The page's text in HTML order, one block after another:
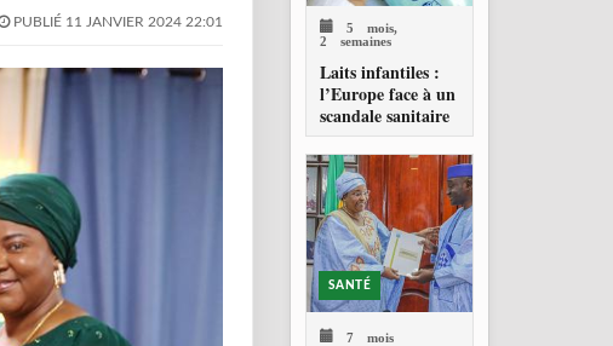
PUBLIÉ 11 JANVIER 2024 22:01
5 mois,
2 semaines
Laits infantiles :
l’Europe face à un
scandale sanitaire
SANTÉ
7 mois